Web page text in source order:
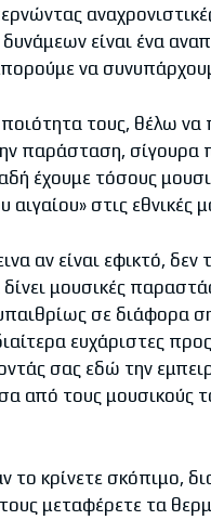
είναι ένα
να
τους, θέλω να
παράσταση, σίγουρα
έχουμε τόσους
στις εθνικές
αν είναι εφικτό,
μουσικές
σε διάφορα
ευχάριστες
σας εδώ την
από τους μουσικούς
κρίνετε σκόπιμο,
μεταφέρετε τα